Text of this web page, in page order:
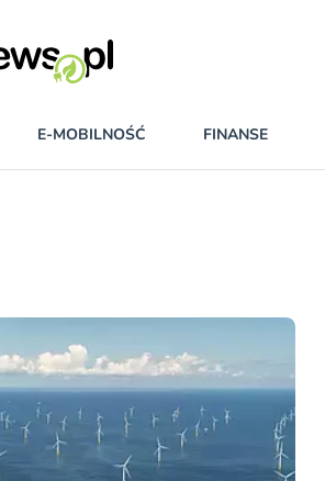
E-MOBILNOŚĆ FINANSE